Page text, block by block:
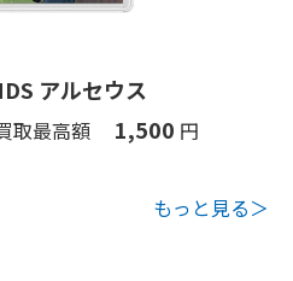
アルセウス
取最高額 1,500 円
もっと見る＞